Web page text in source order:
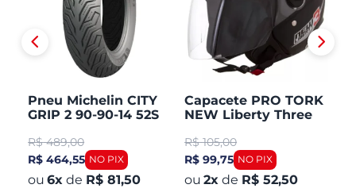
Pneu Michelin CITY
GRIP 2 90-90-14 52S
Dianteiro
R$ 489,00
R$ 464,55
6x de R$ 81,50
Capacete PRO TORK
NEW Liberty Three
R$ 105,00
R$ 99,75
2x de R$ 52,50